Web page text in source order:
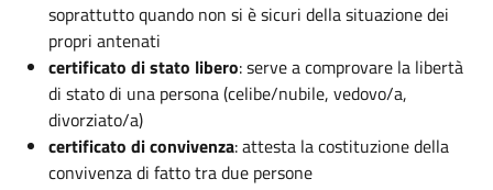
soprattutto quando non si è sicuri della situazione dei
propri antenati
certificato di stato libero: serve a comprovare la libertà
di stato di una persona (celibe/nubile, vedovo/a,
divorziato/a)
certificato di convivenza: attesta la costituzione della
convivenza di fatto tra due persone